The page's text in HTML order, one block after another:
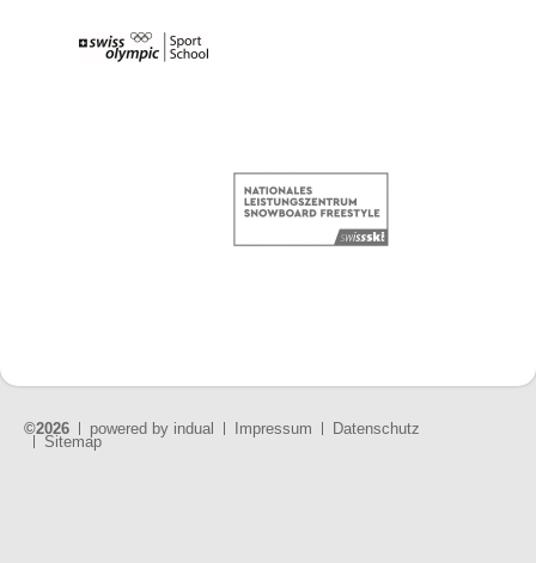
©2026 powered by indual Impressum Datenschutz
Sitemap